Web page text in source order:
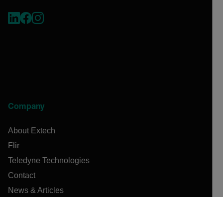
Company
About Extech
Flir
Teledyne Technologies
Contact
News & Articles